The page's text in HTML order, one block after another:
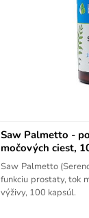
Saw Palmetto -
močových ciest,
Saw Palmetto
funkciu prostaty, tok
výživy, 100 kapsúl.